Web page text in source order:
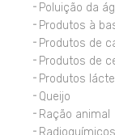
Poluição da
Produtos à
Produtos de
Produtos de
Produtos
Queijo
Ração animal